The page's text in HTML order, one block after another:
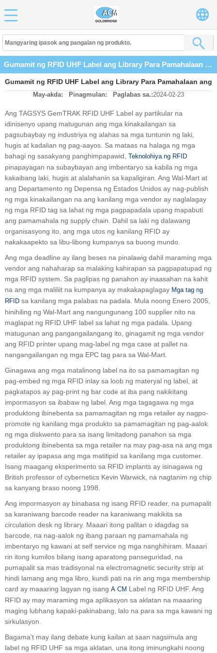
Gumamit ng RFID UHF Label ang Library Para Pamahalaan ang Kanilang Mga Aklat
Gumamit ng RFID UHF Label ang Library Para Pamahalaan ang
Kanilang Mga Aklat
May-akda: Pinagmulan: Paglabas sa.:2024-02-23
Ang TAGSYS GemTRAK RFID UHF Label ay partikular na
idinisenyo upang matugunan ang mga kinakailangan sa
pagsubaybay ng industriya ng alahas sa mga tuntunin ng laki,
hugis at kadalian ng pag-aayos. Sa mataas na halaga ng mga
bahagi ng sasakyang panghimpapawid, Teknolohiya ng RFID
pinapayagan na subaybayan ang imbentaryo sa kabila ng mga
kakaibang laki, hugis at alalahanin sa kapaligiran. Ang Wal-Mart at
ang Departamento ng Depensa ng Estados Unidos ay nag-publish
ng mga kinakailangan na ang kanilang mga vendor ay naglalagay
ng mga RFID tag sa lahat ng mga pagpapadala upang mapabuti
ang pamamahala ng supply chain. Dahil sa laki ng dalawang
organisasyong ito, ang mga utos ng kanilang RFID ay
nakakaapekto sa libu-libong kumpanya sa buong mundo.
Ang mga deadline ay ilang beses na pinalawig dahil maraming mga
vendor ang nahaharap sa malaking kahirapan sa pagpapatupad ng
mga RFID system. Sa paglipas ng panahon ay inaasahan na kahit
na ang mga maliliit na kumpanya ay makakapaglagay Mga tag ng
RFID sa kanilang mga palabas na padala. Mula noong Enero 2005,
hinihiling ng Wal-Mart ang nangungunang 100 supplier nito na
maglapat ng RFID UHF label sa lahat ng mga padala. Upang
matugunan ang pangangailangang ito, ginagamit ng mga vendor
ang RFID printer upang mag-label ng mga case at pallet na
nangangailangan ng mga EPC tag para sa Wal-Mart.
Ginagawa ang mga matalinong label na ito sa pamamagitan ng
pag-embed ng mga RFID inlay sa loob ng materyal ng label, at
pagkatapos ay pag-print ng bar code at iba pang nakikitang
impormasyon sa ibabaw ng label. Ang mga tagagawa ng mga
produktong ibinebenta sa pamamagitan ng mga retailer ay nagpo-
promote ng kanilang mga produkto sa pamamagitan ng pag-aalok
ng mga diskwento para sa isang limitadong panahon sa mga
produktong ibinebenta sa mga retailer na may pag-asa na ang mga
retailer ay ipapasa ang mga matitipid sa kanilang mga customer.
Isang maagang eksperimento sa RFID implants ay isinagawa ng
British professor of cybernetics Kevin Warwick, na nagtanim ng chip
sa kanyang braso noong 1998.
Ang impormasyon ay binabasa ng isang RFID reader, na pumapalit
sa karaniwang barcode reader na karaniwang makikita sa
circulation desk ng library. Maaari itong palitan o idagdag sa
barcode, na nag-aalok ng ibang paraan ng pamamahala ng
imbentaryo ng kawani at self service ng mga nanghihiram. Maaari
rin itong kumilos bilang isang aparatong panseguridad, na
pumapalit sa mas tradisyonal na electromagnetic security strip at
hindi lamang ang mga libro, kundi pati na rin ang mga membership
card ay maaaring lagyan ng isang A CM Label ng RFID UHF. Ang
RFID ay may maraming mga aplikasyon sa aklatan na maaaring
maging lubhang kapaki-pakinabang, lalo na para sa mga kawani ng
sirkulasyon.
Bagama't may ilang debate kung kailan at saan nagsimula ang
label ng RFID UHF sa mga aklatan, una itong iminungkahi noong